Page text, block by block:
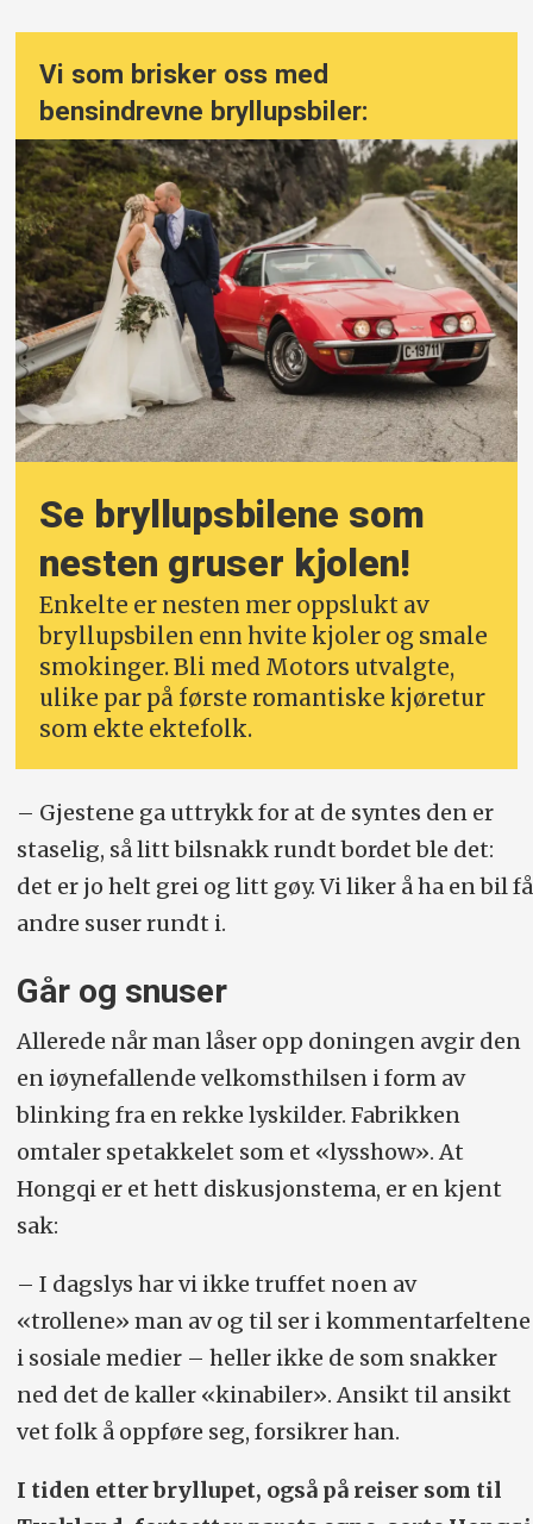
Vi som brisker oss med
bensindrevne bryllupsbiler:
Se bryllups­bilene som
nesten gruser kjolen!
Enkelte er nesten mer oppslukt av
bryllupsbilen enn hvite kjoler og smale
smokinger. Bli med Motors utvalgte,
ulike par på første romantiske kjøretur
som ekte ektefolk.
– Gjestene ga uttrykk for at de syntes den er
staselig, så litt bilsnakk rundt bordet ble det:
det er jo helt grei og litt gøy. Vi liker å ha en bil få
andre suser rundt i.
Går og snuser
Allerede når man låser opp doningen avgir den
en iøynefallende velkomsthilsen i form av
blinking fra en rekke lyskilder. Fabrikken
omtaler spetakkelet som et «lysshow». At
Hongqi er et hett diskusjonstema, er en kjent
sak:
– I dagslys har vi ikke truffet noen av
«trollene» man av og til ser i kommentarfeltene
i sosiale medier – heller ikke de som snakker
ned det de kaller «kinabiler». Ansikt til ansikt
vet folk å oppføre seg, forsikrer han.
I tiden etter bryllupet, også på reiser som til